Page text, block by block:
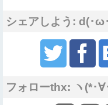
シェアしよう: d(･ω
フォローthx: ヽ(*･∀